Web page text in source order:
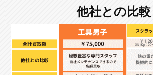
他社との比較